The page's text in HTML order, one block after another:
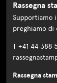
Rassegna
Supportiamo
preghiamo
T +41 44 388
Rassegna